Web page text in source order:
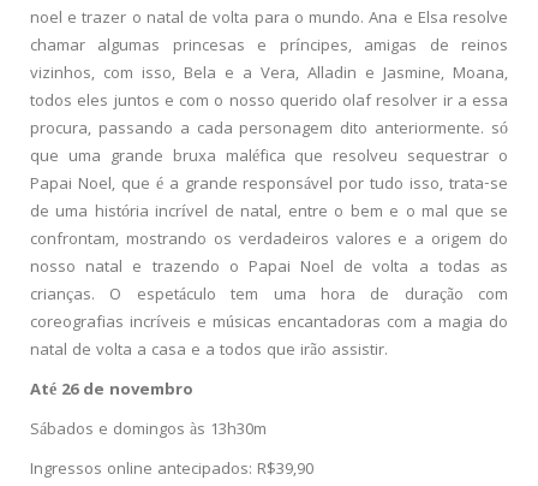
noel e trazer o natal de volta para o mundo. Ana e Elsa resolve
chamar algumas princesas e príncipes, amigas de reinos
vizinhos, com isso, Bela e a Vera, Alladin e Jasmine, Moana,
todos eles juntos e com o nosso querido olaf resolver ir a essa
procura, passando a cada personagem dito anteriormente. só
que uma grande bruxa maléfica que resolveu sequestrar o
Papai Noel, que é a grande responsável por tudo isso, trata-se
de uma história incrível de natal, entre o bem e o mal que se
confrontam, mostrando os verdadeiros valores e a origem do
nosso natal e trazendo o Papai Noel de volta a todas as
crianças. O espetáculo tem uma hora de duração com
coreografias incríveis e músicas encantadoras com a magia do
natal de volta a casa e a todos que irão assistir.
Até 26 de novembro
Sábados e domingos às 13h30m
Ingressos online antecipados: R$39,90